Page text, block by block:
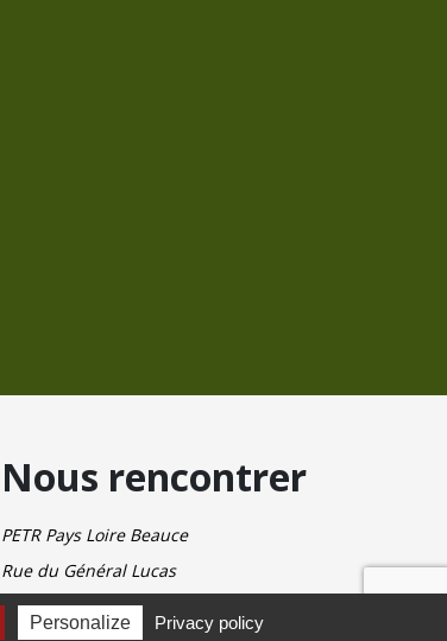
Nous rencontrer
PETR Pays Loire Beauce
Rue du Général Lucas
45130 SAINT AY
Personalize Privacy policy